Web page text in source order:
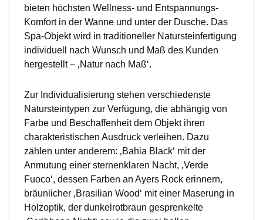
bieten höchsten Wellness- und Entspannungs-
Komfort in der Wanne und unter der Dusche. Das
Spa-Objekt wird in traditioneller Natursteinfertigung
individuell nach Wunsch und Maß des Kunden
hergestellt – ‚Natur nach Maß‘.
Zur Individualisierung stehen verschiedenste
Natursteintypen zur Verfügung, die abhängig von
Farbe und Beschaffenheit dem Objekt ihren
charakteristischen Ausdruck verleihen. Dazu
zählen unter anderem: ‚Bahia Black‘ mit der
Anmutung einer sternenklaren Nacht, ‚Verde
Fuoco‘, dessen Farben an Ayers Rock erinnern,
bräunlicher ‚Brasilian Wood‘ mit einer Maserung in
Holzoptik, der dunkelrotbraun gesprenkelte